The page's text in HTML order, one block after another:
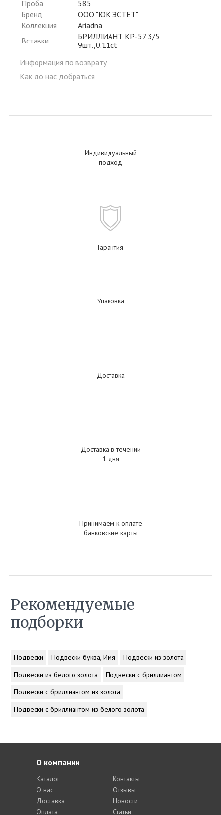
Проба
585
Бренд
ООО "ЮК ЭСТЕТ"
Коллекция
Ariadna
Вставки
БРИЛЛИАНТ КР-57 3/5
9шт.,0.11ct
Информация по возврату
Как до нас добраться
Индивидуальный
подход
Гарантия
Упаковка
Доставка
Доставка в течении
1 дня
Принимаем к оплате
банковские карты
Рекомендуемые
подборки
Подвески Подвески буква, Имя
Подвески из золота
Подвески из белого золота
Подвески с бриллиантом
Подвески с бриллиантом из золота
Подвески с бриллиантом из белого золота
О компании
Каталог
О нас
Доставка
Оплата
Контакты
Отзывы
Новости
Статьи